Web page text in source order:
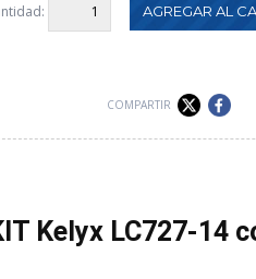
COMPARTIR
Kelyx LC727-14